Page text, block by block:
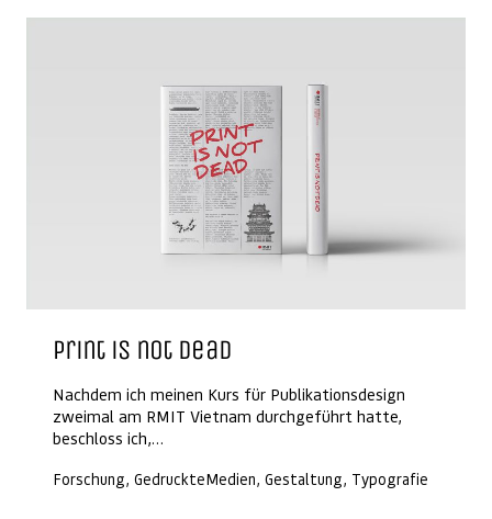
Print is not dead
Nachdem ich meinen Kurs für Publikationsdesign
zweimal am RMIT Vietnam durchgeführt hatte,
beschloss ich,…
Forschung, GedruckteMedien, Gestaltung, Typografie